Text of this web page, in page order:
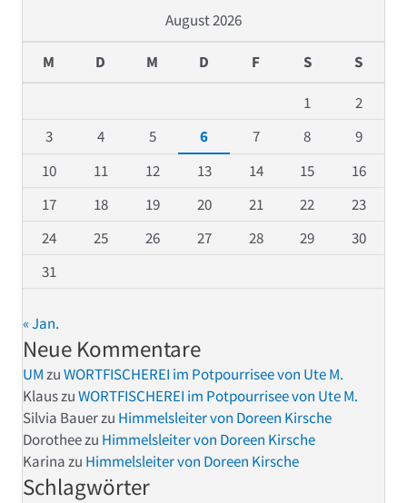
August 2026
M D M D F S S
1
2
3
4 5 6 7 8
9
10
11 12 13 14 15
16
17
18 19 20 21 22
23
24
25 26 27 28 29
30
31
« Jan.
Neue Kommentare
UMzuWORTFISCHEREI im Potpourrisee von Ute M.
KlauszuWORTFISCHEREI im Potpourrisee von Ute M.
Silvia Bauerzu Himmelsleiter von Doreen Kirsche
Dorotheezu Himmelsleiter von Doreen Kirsche
Karinazu Himmelsleiter von Doreen Kirsche
Schlagwörter